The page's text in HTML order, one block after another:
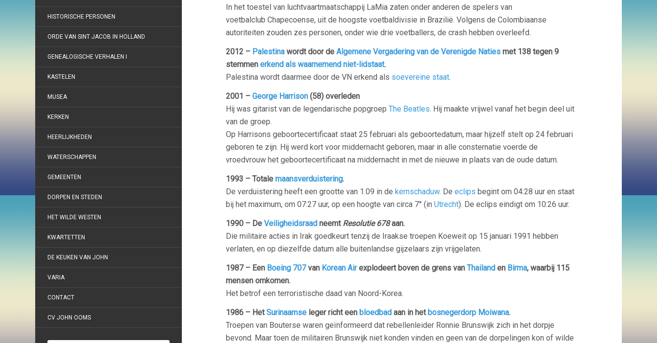
HISTORISCHE PERSONEN
ORDE VAN SINT JACOB IN HOLLAND
GENEALOGISCHE VERHALEN I
KASTELEN
MUSEA
KERKEN
HEERLIJKHEDEN
WATERSCHAPPEN
GEMEENTEN
DORPEN EN STEDEN
HET WILDE WESTEN
KWARTETTEN
DE KEUKEN VAN JOHN
VARIA
CONTACT
CV JOHN OOMS
In het toestel van luchtvaartmaatschappij LaMia zaten onder anderen de spelers van
voetbalclub Chapecoense, uit de hoogste voetbaldivisie in Brazilië. Volgens de Colombiaanse
autoriteiten zouden zes personen, onder wie drie voetballers, de crash hebben overleefd.
2012 – Palestina wordt door de Algemene Vergadering van de Verenigde Naties met 138 tegen 9
stemmen erkend als waarnemend niet-lidstaat.
Palestina wordt daarmee door de VN erkend als soevereine staat.
2001 – George Harrison (58) overleden
Hij was gitarist van de legendarische popgroep The Beatles. Hij maakte vrijwel vanaf het begin deel uit
van de groep.
Op Harrisons geboortecertificaat staat 25 februari als geboortedatum, maar hijzelf stelt op 24 februari
geboren te zijn. Hij werd kort voor middernacht geboren, maar in alle consternatie voerde de
vroedvrouw het geboortecertificaat na middernacht in met de nieuwe in plaats van de oude datum.
1993 – Totale maansverduistering.
De verduistering heeft een grootte van 1.09 in de kernschaduw. De eclips begint om 04:28 uur en staat
bij het maximum, om 07:27 uur, op een hoogte van circa 7° (in Utrecht). De eclips eindigt om 10:26 uur.
1990 – De Veiligheidsraad neemt Resolutie 678aan.
Die militaire acties in Irak goedkeurt tenzij de Iraakse troepen Koeweit op 15 januari 1991 hebben
verlaten, en op diezelfde datum alle buitenlandse gijzelaars zijn vrijgelaten.
1987 – Een Boeing 707van Korean Airexplodeert boven de grens van Thailand en Birma, waarbij 115
mensen omkomen.
Het betrof een terroristische daad van Noord-Korea.
1986 – HetSurinaamse leger richt een bloedbad aan in het bosnegerdorp Moiwana.
Troepen van Bouterse waren geïnformeerd dat rebellenleider Ronnie Brunswijk zich in het dorpje
bevond. Maar toen de militairen Brunswijk niet konden vinden en geen van de dorpelingen kon of wilde